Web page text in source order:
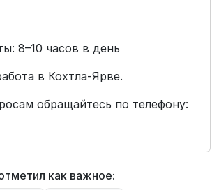
8–10 часов в день
в Кохтла-Ярве.
обращайтесь по телефону:
как важное: